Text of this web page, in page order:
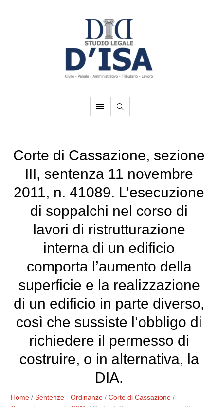
Corte di Cassazione, sezione
III, sentenza 11 novembre
2011, n. 41089. L’esecuzione
di soppalchi nel corso di
lavori di ristrutturazione
interna di un edificio
comporta l’aumento della
superficie e la realizzazione
di un edificio in parte diverso,
così che sussiste l’obbligo di
richiedere il permesso di
costruire, o in alternativa, la
DIA.
Home /Sentenze - Ordinanze /Corte di Cassazione /